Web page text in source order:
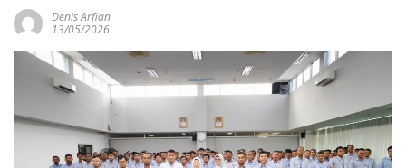
Denis Arfian
13/05/2026